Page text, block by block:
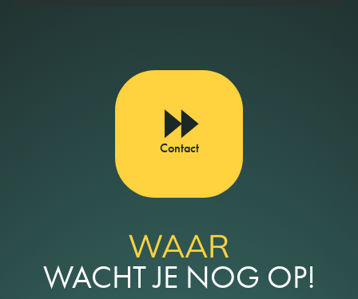
Contact
WAAR
WACHT JE NOG OP!